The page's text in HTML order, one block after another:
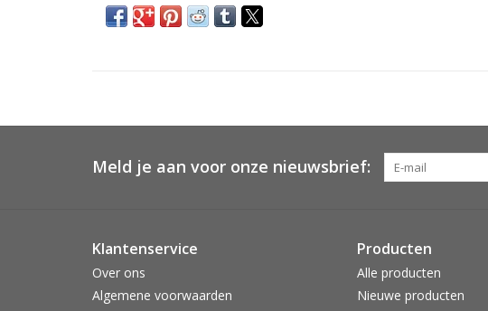
Meld je aan voor onze nieuwsbrief:
Klantenservice
Over ons
Algemene voorwaarden
Producten
Alle producten
Nieuwe producten